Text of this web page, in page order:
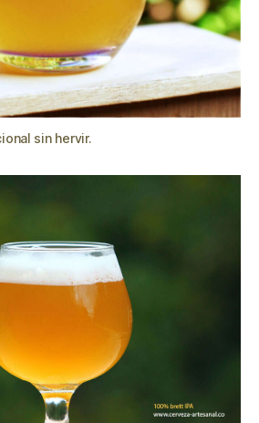
sin hervir.